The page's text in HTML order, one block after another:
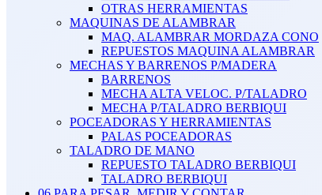
OTRAS HERRAMIENTAS
MAQUINAS DE ALAMBRAR
MAQ. ALAMBRAR MORDAZA CONO
REPUESTOS MAQUINA ALAMBRAR
MECHAS Y BARRENOS P/MADERA
BARRENOS
MECHA ALTA VELOC. P/TALADRO
MECHA P/TALADRO BERBIQUI
POCEADORAS Y HERRAMIENTAS
PALAS POCEADORAS
TALADRO DE MANO
REPUESTO TALADRO BERBIQUI
TALADRO BERBIQUI